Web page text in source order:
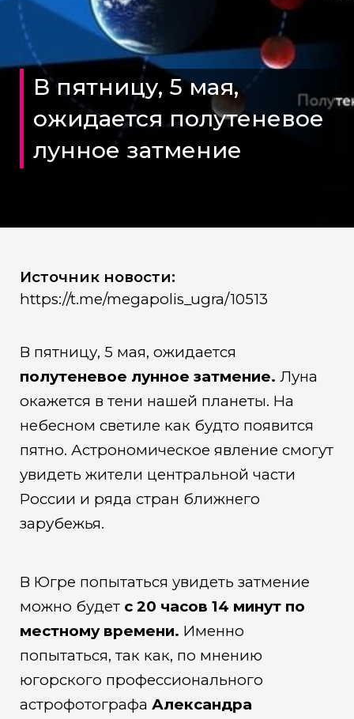
В пятницу, 5 мая,
ожидается полутеневое
лунное затмение
Источник новости:
https://t.me/megapolis_ugra/10513
В пятницу, 5 мая, ожидается
полутеневое лунное затмение. Луна
окажется в тени нашей планеты. На
небесном светиле как будто появится
пятно. Астрономическое явление смогут
увидеть жители центральной части
России и ряда стран ближнего
зарубежья.
В Югре попытаться увидеть затмение
можно будет с 20 часов 14 минут по
местному времени. Именно
попытаться, так как, по мнению
югорского профессионального
астрофотографа Александра